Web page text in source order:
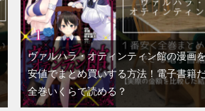
ヴァルハラ・オティンティン館の漫画
安値でまとめ買いする方法！電子書籍
全巻いくらで読める？